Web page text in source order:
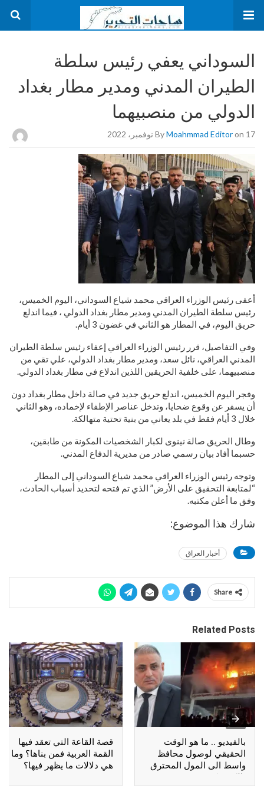
السوداني يعفي رئيس سلطة
الطيران المدني ومدير مطار بغداد
الدولي من منصبيهما
ByMoahmmad Editoron 17 نوفمبر، 2022
أعفى رئيس الوزراء العراقي محمد شياع السوداني، اليوم الخميس،
رئيس سلطة الطيران المدني ومدير مطار بغداد الدولي ، فيما اندلع
حريق اليوم، في المطار هو الثاني في غضون 3 أيام.
وفي التفاصيل، قرر رئيس الوزراء العراقي إعفاء رئيس سلطة الطيران
المدني العراقي، نائل سعد، ومدير مطار بغداد الدولي، علي تقي من
منصبيهما، على خلفية الحريقين اللذين اندلاع في مطار بغداد الدولي.
وفجر اليوم الخميس، اندلع حريق جديد في صالة داخل مطار بغداد دون
أن يسفر عن وقوع ضحايا، وتدخل عناصر الإطفاء لإخماده، وهو الثاني
خلال 3 أيام فقط في بلد يعاني من بنية تحتية متهالكة.
وطال الحريق صالة نينوى لكبار الشخصيات المكونة من طابقين،
حسبما أفاد بيان رسمي صادر من مديرية الدفاع المدني.
وتوجه رئيس الوزراء العراقي محمد شياع السوداني إلى المطار
“لمتابعة التحقيق على الأرض” الذي تم فتحه لتحديد أسباب الحادث،
وفق ما أعلن مكتبه.
شارك هذا الموضوع:
أخبار العراق
Share
Related Posts
بالفيديو .. ما هو الوقت
الحقيقي لوصول محافظ
واسط الى المول المحترق
بالكوت؟
قصة القاعة التي تعقد فيها
القمة العربية فمن بناها؟ وما
هي دلالات ما يظهر فيها؟